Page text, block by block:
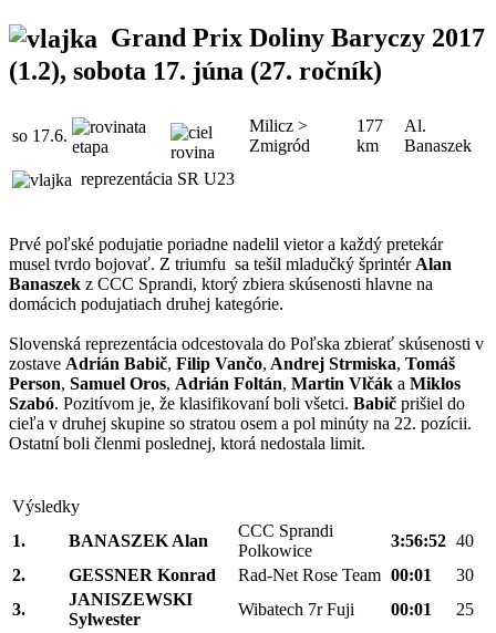
Grand Prix Doliny Baryczy 2017
(1.2), sobota 17. júna (27. ročník)
so 17.6.
Milicz >
Zmigród
177
km
Al.
Banaszek
reprezentácia SR U23
Prvé poľské podujatie poriadne nadelil vietor a každý pretekár
musel tvrdo bojovať. Z triumfu sa tešil mladučký šprintérAlan
Banaszek z CCC Sprandi, ktorý zbiera skúsenosti hlavne na
domácich podujatiach druhej kategórie.
Slovenská reprezentácia odcestovala do Poľska zbierať skúsenosti v
zostave Adrián Babič, Filip Vančo, Andrej Strmiska, Tomáš
Person, Samuel Oros, Adrián Foltán, Martin Vlčák a Miklos
Szabó. Pozitívom je, že klasifikovaní boli všetci. Babič prišiel do
cieľa v druhej skupine so stratou osem a pol minúty na 22. pozícii.
Ostatní boli členmi poslednej, ktorá nedostala limit.
Výsledky
1.
BANASZEK Alan
CCC Sprandi
Polkowice
3:56:52 40
2.
GESSNER Konrad Rad-Net Rose Team 00:01
30
3.
JANISZEWSKI
Sylwester
Wibatech 7r Fuji 00:01 25